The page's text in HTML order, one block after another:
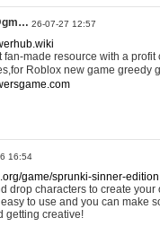
26-07-27 12:57
made resource with a
Roblox new game greedy
16:54
game/sprunki-sinner-edition
drop characters to create
to use and you can make
getting creative!